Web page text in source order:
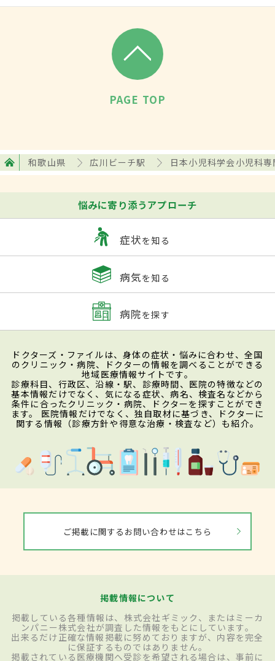
PAGE TOP
和歌山県 広川ビーチ駅 日本小児科学会小児科
悩みに寄り添うアプローチ
症状を知る
病気を知る
病院を探す
ドクターズ・ファイルは、身体の症状・悩みに合わせ、全国
のクリニック・病院、ドクターの情報を調べることができる
地域医療情報サイトです。
診療科目、行政区、沿線・駅、診療時間、医院の特徴などの
基本情報だけでなく、気になる症状、病名、検査名などから
条件に合ったクリニック・病院、ドクターを探すことができ
ます。 医院情報だけでなく、独自取材に基づき、ドクターに
関する情報（診療方針や得意な治療・検査など）も紹介。
ご掲載に関するお問い合わせはこちら
掲載情報について
掲載している各種情報は、株式会社ギミック、またはミーカ
ンパニー株式会社が調査した情報をもとにしています。
出来るだけ正確な情報掲載に努めておりますが、内容を完全
に保証するものではありません。
掲載されている医療機関へ受診を希望される場合は、事前に